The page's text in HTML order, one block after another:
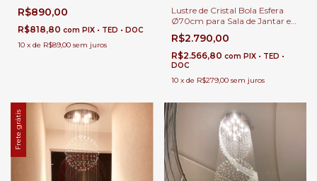
R$890,00
R$818,80 com PIX • TED • DOC
10 x de R$89,00 sem juros
Lustre de Cristal Bola Esfera
Ø70cm para Sala de Jantar e
Estar
R$2.790,00
R$2.566,80 com PIX • TED •
DOC
10 x de R$279,00 sem juros
Frete grátis